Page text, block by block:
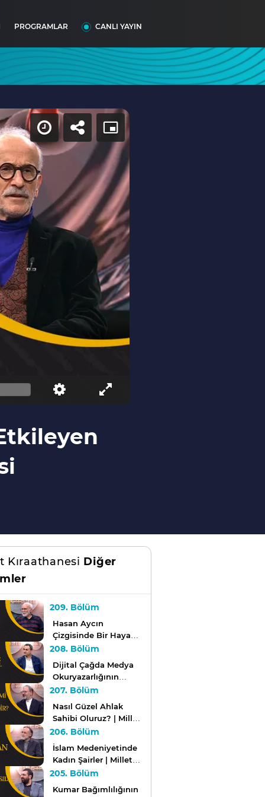
PROGRAMLAR CANLI YAYIN
Kıraathanesi Diğer
209. Bölüm
Hasan Aycın
Çizgisinde Bir Hayat
Tasavvuru | Millet
208. Bölüm
Dijital Çağda Medya
Okuryazarlığının
Önemi | Millet
207. Bölüm
Nasıl Güzel Ahlak
Sahibi Oluruz? | Millet
Kıraathanesi
206. Bölüm
İslam Medeniyetinde
Kadın Şairler | Millet
Kıraathanesi
205. Bölüm
Kumar Bağımlılığının